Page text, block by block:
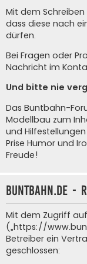
Mit dem
dass diese nach
dürfen.
Bei Fragen oder
Nachricht im
Und bitte nie
Das Buntbahn-
Modellbau zum
und
Prise Humor und
Freude!
buntbahn.de -
Mit dem Zugriff
(„https://
Betreiber ein
geschlossen: